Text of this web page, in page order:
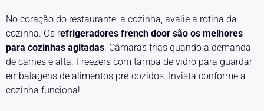
No coração do restaurante, a cozinha, avalie a rotina da
cozinha. Os refrigeradores french door são os melhores
para cozinhas agitadas. Câmaras frias quando a demanda
de carnes é alta. Freezers com tampa de vidro para guardar
embalagens de alimentos pré-cozidos. Invista conforme a
cozinha funciona!